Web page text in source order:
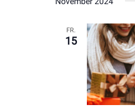
wählen.
FR.
15